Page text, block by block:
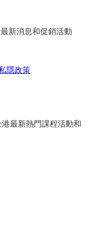
新消息和促銷活動
隱政策
最新熱門課程活動和